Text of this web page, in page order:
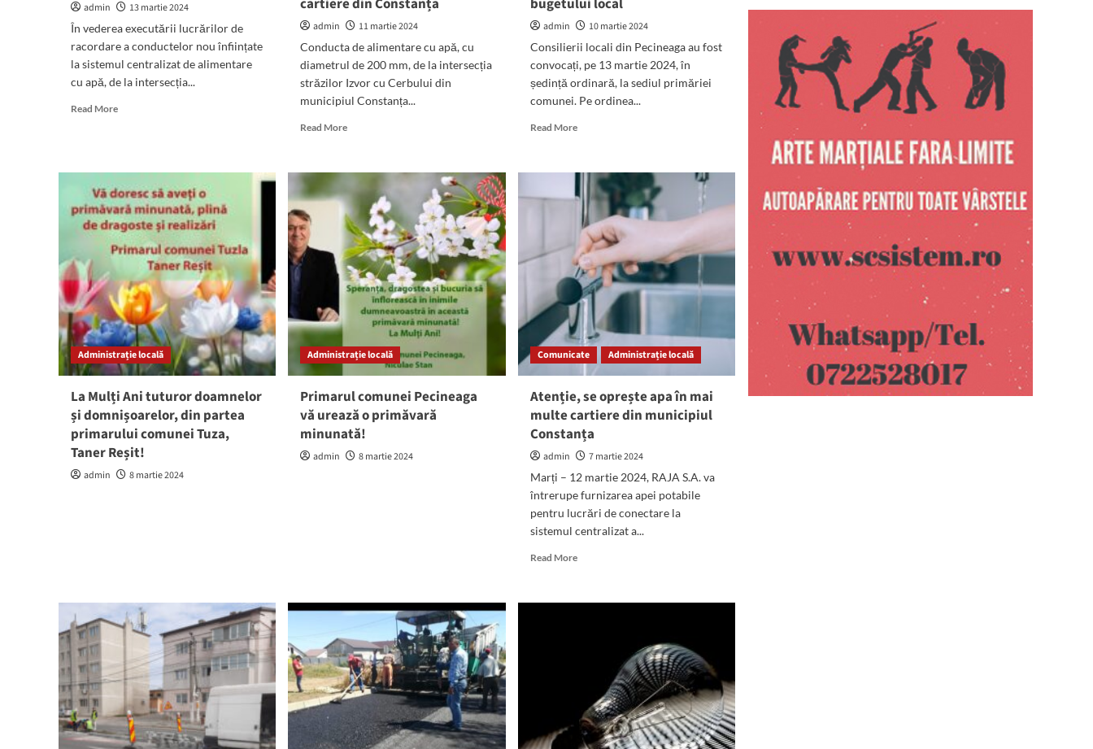
finalul
săptămâni
admin
13 martie 2024
În vederea executării lucrărilor de
racordare a conductelor nou înființate
la sistemul centralizat de alimentare
cu apă, de la intersecția...
Read MoreRead
fi
sistată
apa
potabilă
centrul
Mangaliei
cartiere din Constanța
admin
11 martie 2024
Conducta de alimentare cu apă, cu
diametrul de 200 mm, de la intersecția
străzilor Izvor cu Cerbului din
municipiul Constanța...
Read MoreRead
O
sistat
furnizarea
apei
potabile
în
mai
multe
cartiere
Constanța
bugetului local
admin
10 martie 2024
Consilierii locali din Pecineaga au fost
convocați, pe 13 martie 2024, în
ședință ordinară, la sediul primăriei
comunei. Pe ordinea...
Read MoreRead
Ședință
ordinară
la
Pecineaga.
Pe
ordinea
de
zi
–
rectificarea
bugetului
local
Administrație locală
La Mulți Ani tuturor doamnelor
și domnișoarelor, din partea
primarului comunei Tuza,
Taner Reșit!
admin 8 martie 2024
Administrație locală
Primarul comunei Pecineaga
vă urează o primăvară
minunată!
admin 8 martie 2024
Comunicate Administrație locală
Atenție, se oprește apa în mai
multe cartiere din municipiul
Constanța
admin
7 martie 2024
Marți – 12 martie 2024, RAJA S.A. va
întrerupe furnizarea apei potabile
pentru lucrări de conectare la
sistemul centralizat a...
Read MoreRead
Atenție,
multe
cartiere
din
municipiul